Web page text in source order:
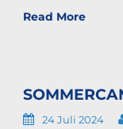
Read More
24 Juli 2024